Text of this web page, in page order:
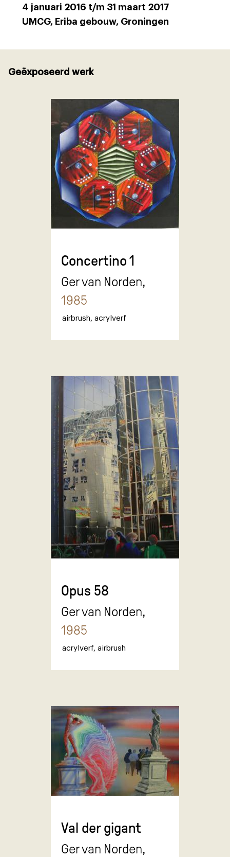
4 januari 2016 t/m 31 maart 2017
UMCG, Eriba gebouw, Groningen
Geëxposeerd werk
Concertino 1
Ger van Norden,
1985
airbrush, acrylverf
Opus 58
Ger van Norden,
1985
acrylverf, airbrush
Val der gigant
Ger van Norden,